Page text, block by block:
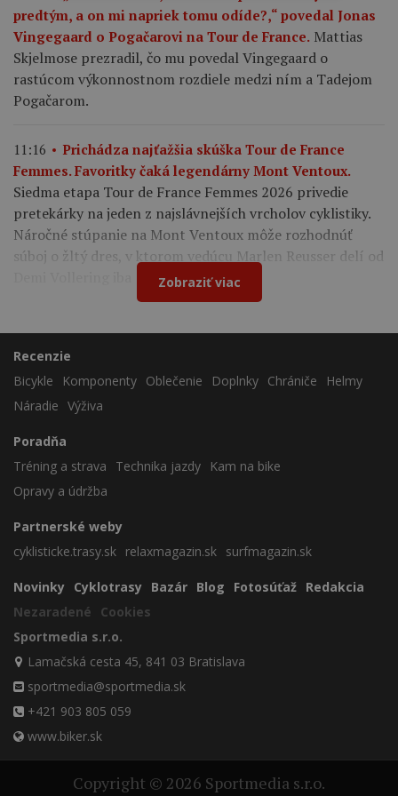
predtým, a on mi napriek tomu odíde?,“ povedal Jonas
Vingegaard o Pogačarovi na Tour de France. Mattias
Skjelmose prezradil, čo mu povedal Vingegaard o
rastúcom výkonnostnom rozdiele medzi ním a Tadejom
Pogačarom.
11:16
Prichádza najťažšia skúška Tour de France
Femmes. Favoritky čaká legendárny Mont Ventoux.
Siedma etapa Tour de France Femmes 2026 privedie
pretekárky na jeden z najslávnejších vrcholov cyklistiky.
Náročné stúpanie na Mont Ventoux môže rozhodnúť
súboj o žltý dres, v ktorom vedúcu Marlen Reusser delí od
Demi Vollering iba 12 sekúnd.
Zobraziť viac
Recenzie
Bicykle
Komponenty Oblečenie Doplnky Chrániče
Helmy
Náradie Výživa
Poradňa
Tréning a strava
Technika jazdy
Kam na bike
Opravy a údržba
Partnerské weby
cyklisticke.trasy.sk relaxmagazin.sk surfmagazin.sk
Novinky Cyklotrasy Bazár Blog Fotosúťaž Redakcia
Nezaradené
Cookies
Sportmedia s.r.o.
Lamačská cesta 45, 841 03 Bratislava
sportmedia@sportmedia.sk
+421 903 805 059
www.biker.sk
Copyright © 2026 Sportmedia s.r.o.